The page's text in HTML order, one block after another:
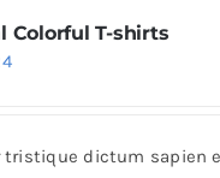
Colorful T-shirts
Current
$24.
tristique dictum sapien